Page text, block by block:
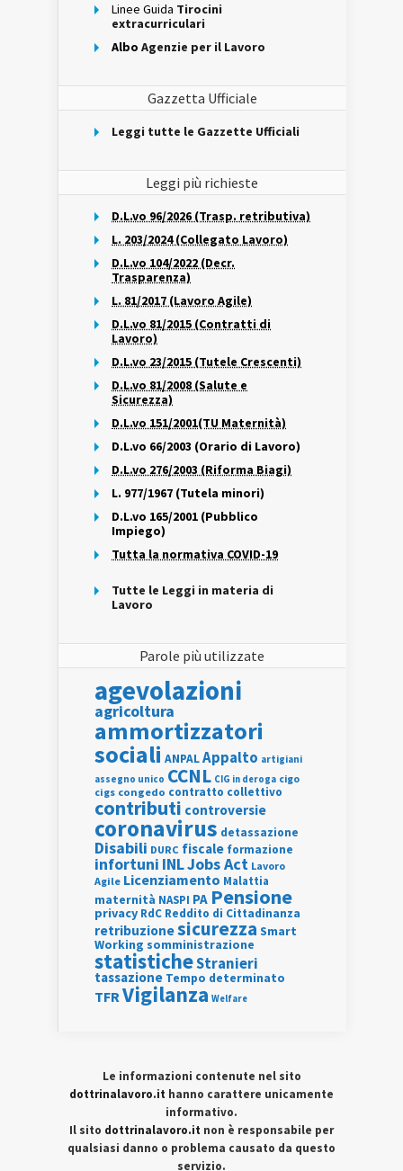
Linee Guida Tirocini
extracurriculari
Albo Agenzie per il Lavoro
Gazzetta Ufficiale
Leggi tutte le Gazzette Ufficiali
Leggi più richieste
D.L.vo 96/2026 (Trasp. retributiva)
L. 203/2024 (Collegato Lavoro)
D.L.vo 104/2022 (Decr.
Trasparenza)
L. 81/2017 (Lavoro Agile)
D.L.vo 81/2015 (Contratti di
Lavoro)
D.L.vo 23/2015 (Tutele Crescenti)
D.L.vo 81/2008 (Salute e
Sicurezza)
D.L.vo 151/2001(TU Maternità)
D.L.vo 66/2003 (Orario di Lavoro)
D.L.vo 276/2003 (Riforma Biagi)
L. 977/1967 (Tutela minori)
D.L.vo 165/2001 (Pubblico
Impiego)
Tutta la normativa COVID-19
Tutte le Leggi in materia di
Lavoro
Parole più utilizzate
agevolazioni
agricoltura
ammortizzatori
sociali ANPALAppalto artigiani
assegno unico CCNL CIG in deroga cigo
cigs congedo contratto collettivo
contributi controversie
coronavirus detassazione
Disabili DURC fiscale formazione
infortuni INLJobs Act Lavoro
Agile Licenziamento Malattia
maternità NASPI PA Pensione
privacy RdC Reddito di Cittadinanza
retribuzionesicurezza Smart
Working somministrazione
statisticheStranieri
tassazione Tempo determinato
TFRVigilanza Welfare
Le informazioni contenute nel sito
dottrinalavoro.it hanno carattere unicamente
informativo.
Il sito dottrinalavoro.it non è responsabile per
qualsiasi danno o problema causato da questo
servizio.